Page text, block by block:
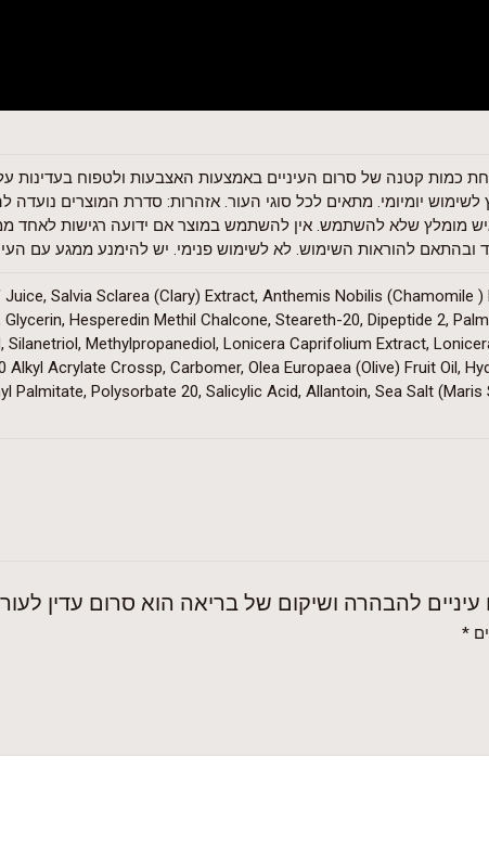
כמות קטנה של סרום העיניים באמצעות האצבעות ולטפוח בעדינות
יומיומי. מתאים לכל סוגי העור. אזהרות: סדרת המוצרים נועדה
מומלץ שלא להשתמש. אין להשתמש במוצר אם ידועה רגישות לאחד
להוראות השימוש. לא לשימוש פנימי. יש להימנע ממגע עם
Salvia Sclarea (Clary) Extract, Anthemis Nobilis (Chamomile )
Hesperedin Methil Chalcone, Steareth-20, Dipeptide 2,
Silanetriol, Methylpropanediol, Lonicera Caprifolium Extract,
Acrylate Crossp, Carbomer, Olea Europaea (Olive) Fruit Oil,
Palmitate, Polysorbate 20, Salicylic Acid, Allantoin, Sea Salt (Maris
להבהרה ושיקום של בריאה הוא סרום עדין לעור
*